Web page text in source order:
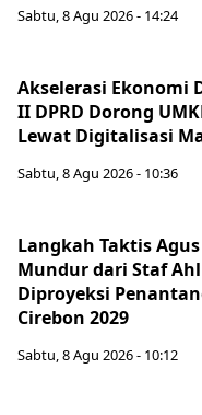
Sabtu, 8 Agu 2026 - 14:24
Akselerasi Ekonomi
II DPRD Dorong
Lewat Digitalisasi
Sabtu, 8 Agu 2026 - 10:36
Langkah Taktis
Mundur dari Staf
Diproyeksi
Cirebon 2029
Sabtu, 8 Agu 2026 - 10:12